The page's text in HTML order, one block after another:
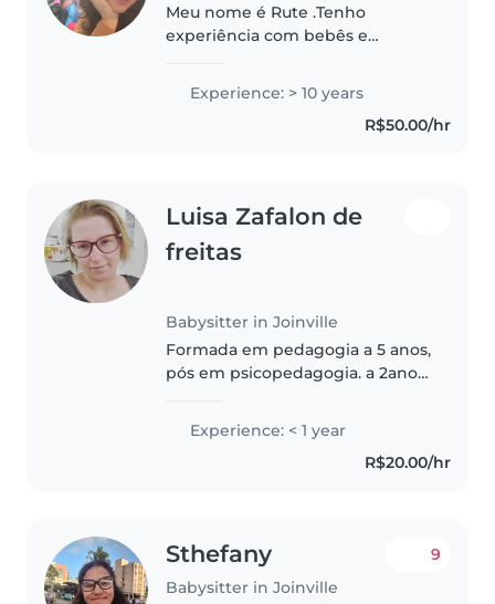
Meu nome é Rute .Tenho
experiência com bebês e
referências que posso
compartilhar com você. Se
estiver procurando uma babá e
Experience: > 10 years
R$50.00/hr
Luisa Zafalon de
freitas
Babysitter in Joinville
Formada em pedagogia a 5 anos,
pós em psicopedagogia. a 2anos.
escola do estado. Procuro vagas
tanto para babá quanto agora..
Experience: < 1 year
R$20.00/hr
Sthefany
Babysitter in Joinville
9